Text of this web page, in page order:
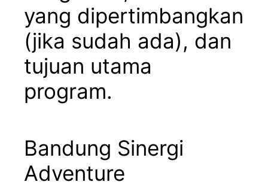
yang dipertimbangkan
(jika sudah ada), dan
tujuan utama
program.
Bandung Sinergi
Adventure